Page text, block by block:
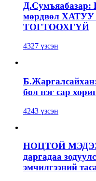
Д.Сумъяабазар:
мөрдвөл
ТОГТООХГҮЙ
4327 үзсэн
бол нэг сар
4243 үзсэн
НОЦТОЙ МЭДЭЭ:
даргадаа
эмчилгээний